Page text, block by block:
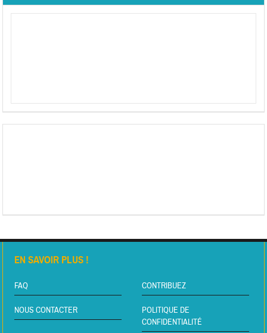
EN SAVOIR PLUS !
FAQ CONTRIBUEZ
NOUS CONTACTER
POLITIQUE DE
CONFIDENTIALITÉ